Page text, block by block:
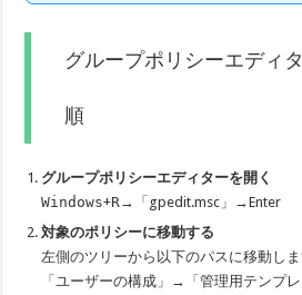
グループポリシーエディ
順
グループポリシーエディターを開く
Windows+R →「gpedit.msc」→Enter
対象のポリシーに移動する
左側のツリーから以下のパスに移動しま
「ユーザーの構成」→「管理用テンプ